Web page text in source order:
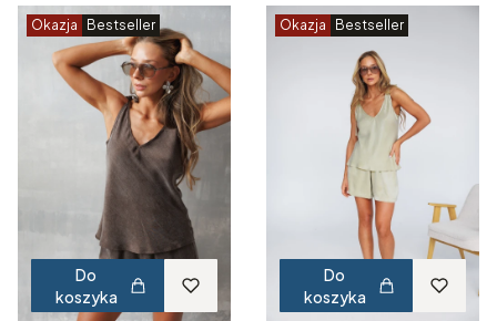
Okazja Bestseller
Do
koszyka
Okazja Bestseller
Do
koszyka